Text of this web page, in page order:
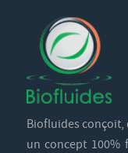
Biofluides conçoit,
un concept 100%